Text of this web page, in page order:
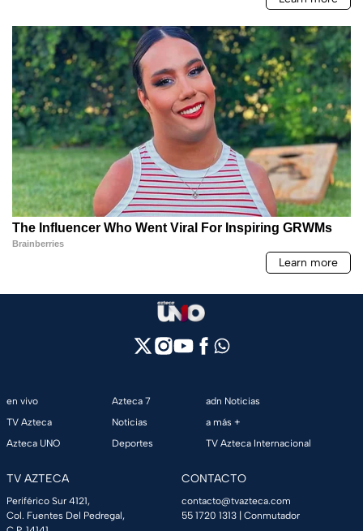
en vivo
TV Azteca
Azteca UNO
Azteca 7
Noticias
Deportes
adn Noticias
a más +
TV Azteca Internacional
TV AZTECA
Periférico Sur 4121,
Col. Fuentes Del Pedregal,
CONTACTO
contacto@tvazteca.com
55 1720 1313 | Conmutador